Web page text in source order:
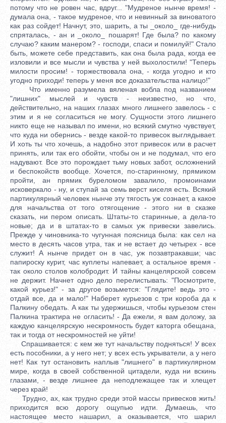
потому что не ровен час, вдруг... "Мудреное нынче время! -
думала она, - такое мудреное, что и невинный за виноватого
как раз сойдет! Начнут, это, шарить, а ты _около_ где-нибудь
спряталась, - ан и _около_ пошарят! Где была? по какому
случаю? каким манером? - господи, спаси и помилуй!" Стало
быть, можете себе представить, как она была рада, когда ее
изловили и все мысли и чувства у ней выхолостили! "Теперь
милости просим! - торжествовала она, - когда угодно и кто
угодно приходи! теперь у меня все доказательства налицо!"
Что именно разумела вяленая вобла под названием
"лишних" мыслей и чувств - неизвестно, но что,
действительно, на наших глазах много лишнего завелось - с
этим и я не согласиться не могу. Сущности этого лишнего
никто еще не называл по имени, но всякий смутно чувствует,
что куда ни обернись - везде какой-то привесок выглядывает.
И хоть ты что хочешь, а надобно этот привесок или в расчет
принять, или так его обойти, чтобы он и не подумал, что его
надувают. Все это порождает тьму новых забот, осложнений
и беспокойств вообще. Хочется, по-старинному, прямиком
пройти, ан прямик буреломом завалило, промоинами
исковеркало - ну, и ступай за семь верст киселя есть. Всякий
партикулярный человек нынче эту тягость уж сознает, а какое
для начальства от того отягощение - этого ни в сказке
сказать, ни пером описать. Штаты-то старинные, а дела-то
новые; да и в штатах-то в самых уж привески завелись.
Прежде у чиновника-то чугунная поясница была: как сел на
место в десять часов утра, так и не встает до четырех - все
служит! А нынче придет он в час, уж позавтракавши; час
папироску курит, час куплеты напевает, а остальное время -
так около столов колобродит. И тайны канцелярской совсем
не держит. Начнет одно дело перелистывать: "Посмотрите,
какой курьез!" - за другое возьмется: "Глядите! ведь это -
отдай все, да и мало!" Наберет курьезов с три короба да к
Палкину обедать. А как ты удержишься, чтобы курьезом стен
Палкина трактира не огласить! - Да ежели, я вам доложу, за
каждую канцелярскую нескромность будет каторга обещана,
так и тогда от нескромностей не уйти!
Спрашивается: с кем же тут начальству подняться! У всех
есть пособники, а у него нет; у всех есть укрыватели, а у него
нет! Как тут остановить наплыв "лишнего" в партикулярном
мире, когда в своей собственной цитадели, куда ни вскинь
глазами, - везде лишнее да неподлежащее так и хлещет
через край!
Трудно, ах, как трудно среди этой массы привесков жить!
приходится всю дорогу ощупью идти. Думаешь, что
настоящее место нашарил, а оказывается, что шарил